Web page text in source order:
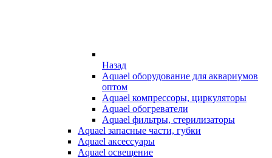
Назад
Aquael оборудование для аквариумов
оптом
Aquael компрессоры, циркуляторы
Aquael обогреватели
Aquael фильтры, стерилизаторы
Aquael запасные части, губки
Aquael аксессуары
Aquael освещение